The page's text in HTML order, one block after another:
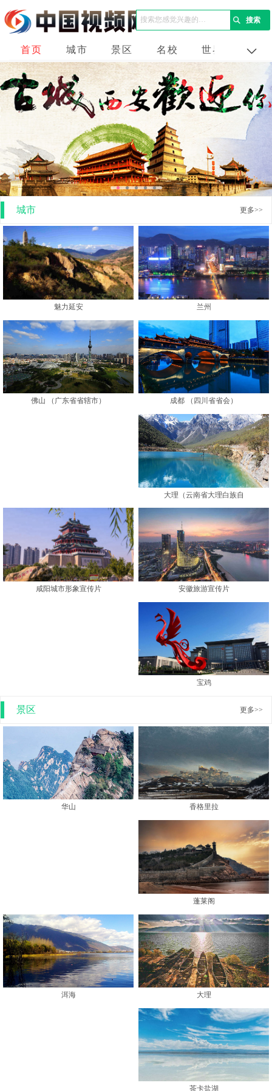
首页 城市 景区 名校 世界 企业
城市 更多>>
魅力延安 兰州
佛山 （广东省省辖市） 成都 （四川省省会）
大理（云南省大理白族自
咸阳城市形象宣传片 安徽旅游宣传片
宝鸡
景区 更多>>
华山 香格里拉
蓬莱阁
洱海 大理
茶卡盐湖